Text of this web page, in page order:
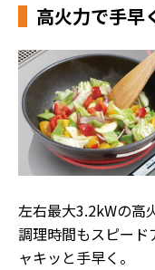
高火力で手早
左右最大3.2kWの高
調理時間もスピー
ャキッと手早く。